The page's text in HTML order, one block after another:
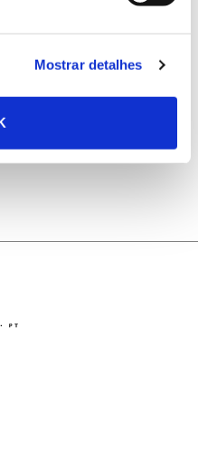
Mostrar detalhes
jovens voluntários